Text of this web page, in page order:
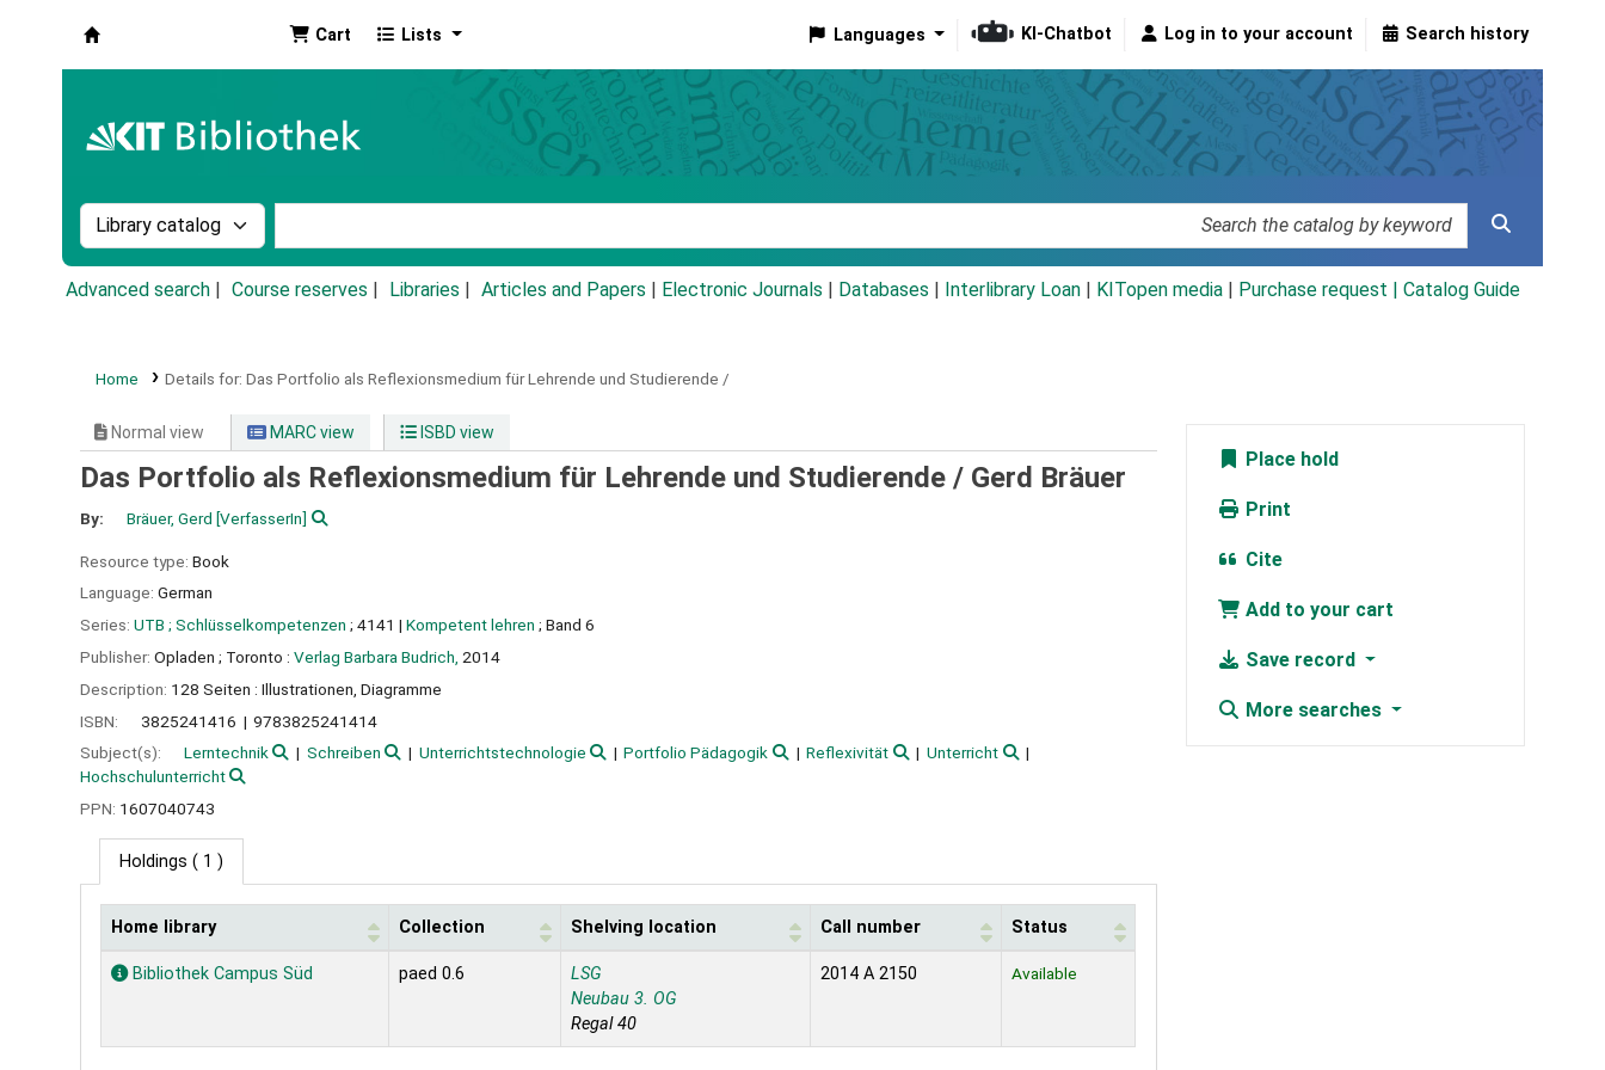
Cart Lists Languages KI-Chatbot Log in to your account Search history
Search the catalog by:
Advanced search Course reserves Libraries Articles and Papers Electronic Journals Databases Interlibrary Loan KITopen media Purchase request | Catalog Guide
Home Details for: Das Portfolio als Reflexionsmedium für Lehrende und Studierende /
Normal view MARC view ISBD view
Das Portfolio als Reflexionsmedium für Lehrende und Studierende / Gerd Bräuer
By: Bräuer, Gerd [VerfasserIn]
Resource type: Book
Language: German
Series: UTB ; Schlüsselkompetenzen ; 4141 | Kompetent lehren ; Band 6
Publisher: Opladen ; Toronto : Verlag Barbara Budrich, 2014
Description: 128 Seiten : Illustrationen, Diagramme
ISBN:
3825241416
9783825241414
Subject(s):
Lerntechnik Schreiben Unterrichtstechnologie Portfolio Pädagogik Reflexivität
Unterricht
Hochschulunterricht
PPN: 1607040743
Holdings ( 1 )
Holdings
Home library Collection Shelving location Call number Status
Bibliothek Campus Süd paed 0.6
LSG
Neubau 3. OG
Regal 40
2014 A 2150 Available
Place hold
Print
Cite
Add to your cart
Save record
More searches